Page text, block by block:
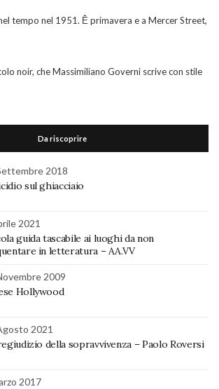
tempo nel 1951. Ḕ primavera e a Mercer Street,
noir, che Massimiliano Governi scrive con stile
Da riscoprire
2018
sul ghiacciaio
2021
guida tascabile ai luoghi da non
in letteratura – AA.VV
2009
Hollywood
2021
della sopravvivenza – Paolo Roversi
2017